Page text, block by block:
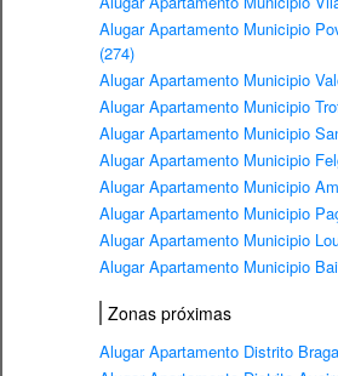
Alugar Apartamento Municipio
(274)
Alugar Apartamento Municipio
Alugar Apartamento Municipio
Alugar Apartamento Municipio
Alugar Apartamento Municipio
Alugar Apartamento Municipio
Alugar Apartamento Municipio
Alugar Apartamento Municipio
Alugar Apartamento Municipio
Zonas próximas
Alugar Apartamento Distrito